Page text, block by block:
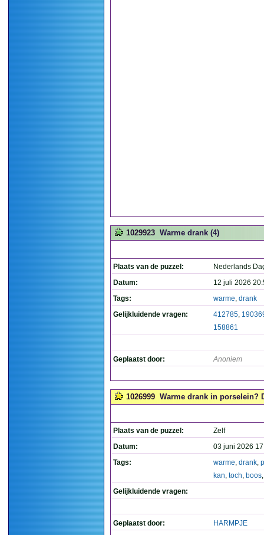
1029923 Warme drank (4)
Plaats van de puzzel:
Nederlands
Datum:
12 juli 2026
Tags:
warme, drank
Gelijkluidende vragen:
412785,
158861
Geplaatst door: Anoniem
1026999 Warme drank in porselein?
Plaats van de puzzel:
Zelf
Datum:
03 juni 2026
Tags:
warme, drank,
kan, toch, boos
Gelijkluidende vragen:
Geplaatst door: HARMPJE